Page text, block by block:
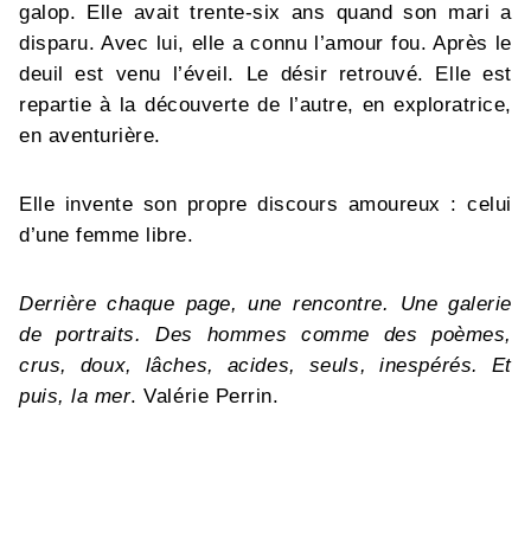
galop. Elle avait trente-six ans quand son mari a
disparu. Avec lui, elle a connu l’amour fou. Après le
deuil est venu l’éveil. Le désir retrouvé. Elle est
repartie à la découverte de l’autre, en exploratrice,
en aventurière.
Elle invente son propre discours amoureux : celui
d’une femme libre.
Derrière chaque page, une rencontre. Une galerie
de portraits. Des hommes comme des poèmes,
crus, doux, lâches, acides, seuls, inespérés. Et
puis, la mer. Valérie Perrin.